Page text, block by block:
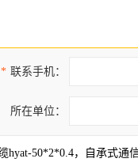
* 联系手机：
所在单位：